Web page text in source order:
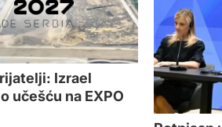
Izrael
učešću na EXPO